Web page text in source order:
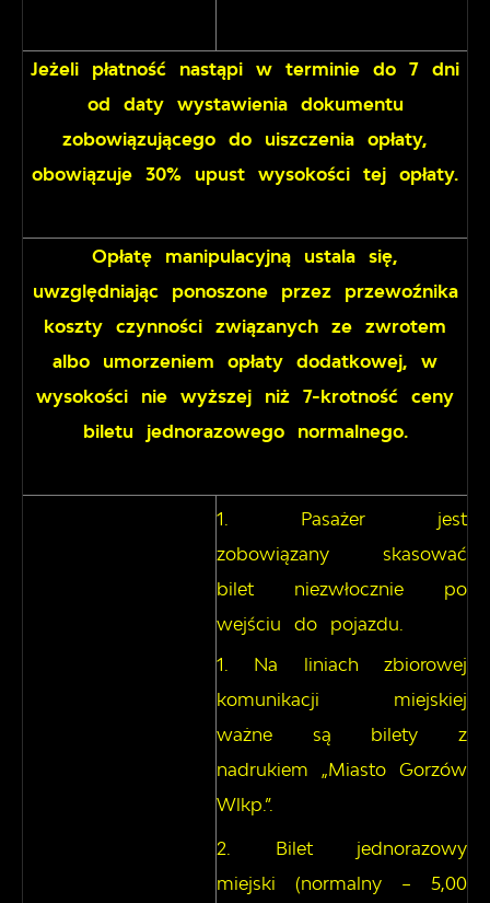
Jeżeli płatność nastąpi w terminie do 7 dni
od daty wystawienia dokumentu
zobowiązującego do uiszczenia opłaty,
obowiązuje 30% upust wysokości tej opłaty.
Opłatę manipulacyjną ustala się,
uwzględniając ponoszone przez przewoźnika
koszty czynności związanych ze zwrotem
albo umorzeniem opłaty dodatkowej, w
wysokości nie wyższej niż 7-krotność ceny
biletu jednorazowego normalnego.
Pasażer jest
zobowiązany skasować
bilet niezwłocznie po
wejściu do pojazdu.
Na liniach zbiorowej
komunikacji miejskiej
ważne są bilety z
nadrukiem „Miasto Gorzów
Wlkp.”.
Bilet jednorazowy
miejski (normalny – 5,00